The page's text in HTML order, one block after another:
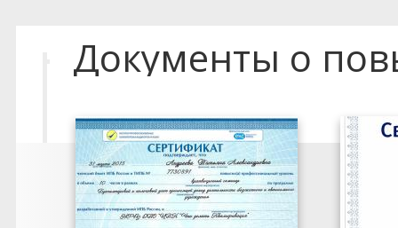
Документы о